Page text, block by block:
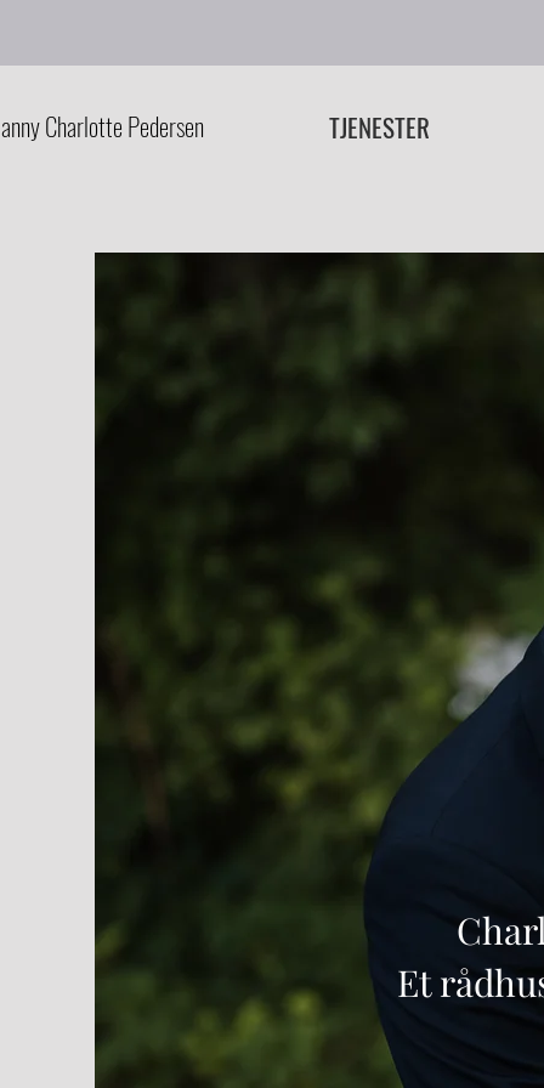
TJENESTER
Charlotte Pedersen
Et